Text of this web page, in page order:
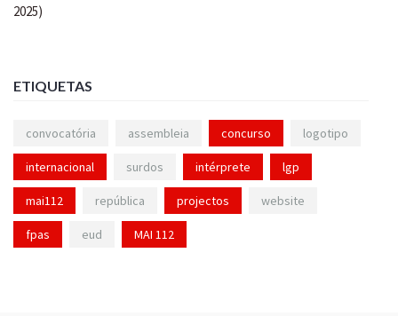
ETIQUETAS
convocatória assembleia concurso logotipo
internacional surdos intérprete lgp
mai112 república projectos website
fpas eud MAI 112